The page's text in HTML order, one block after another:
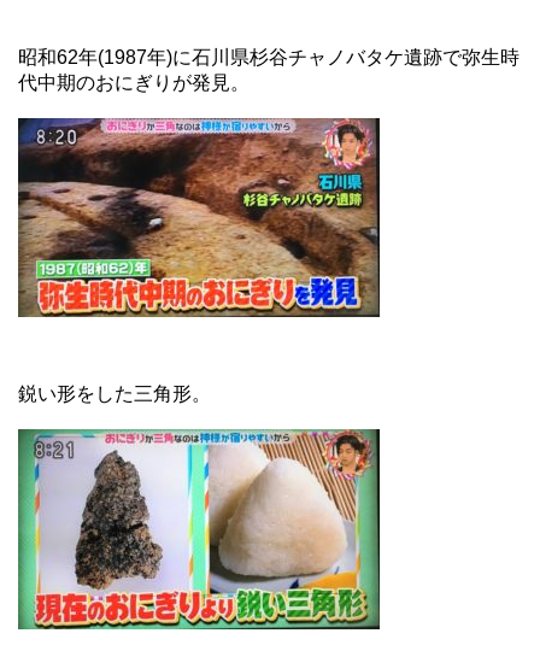
昭和62年(1987年)に石川県杉谷チャノバタケ遺跡で弥生時
代中期のおにぎりが発見。
鋭い形をした三角形。